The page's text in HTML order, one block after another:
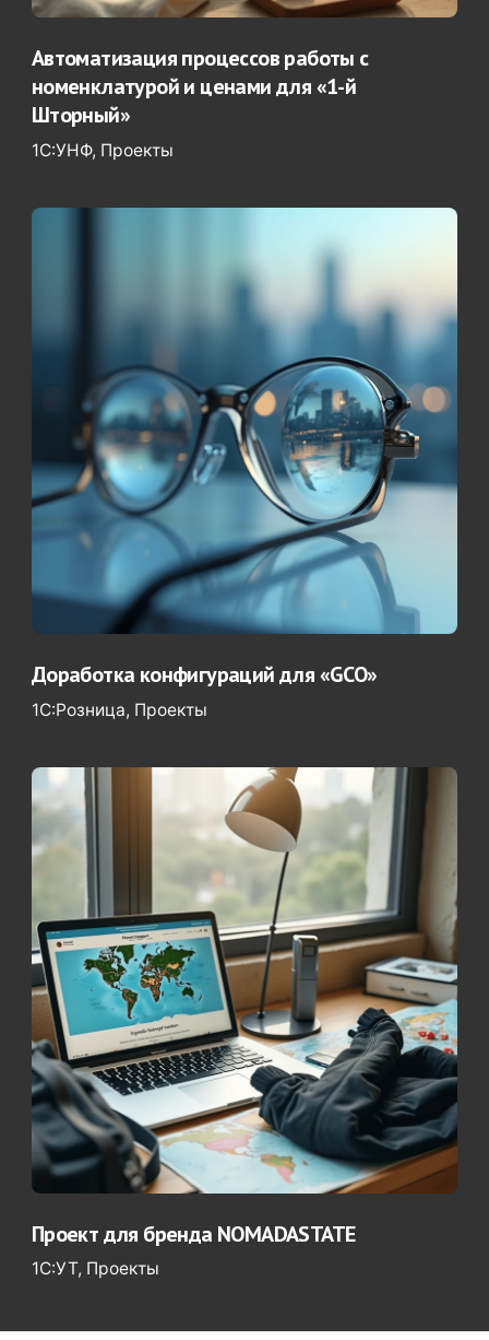
Автоматизация процессов работы с
номенклатурой и ценами для «1-й
Шторный»
1С:УНФ Проекты
Доработка конфигураций для «GCO»
1С:Розница Проекты
Проект для бренда NOMADASTATE
1С:УТ Проекты